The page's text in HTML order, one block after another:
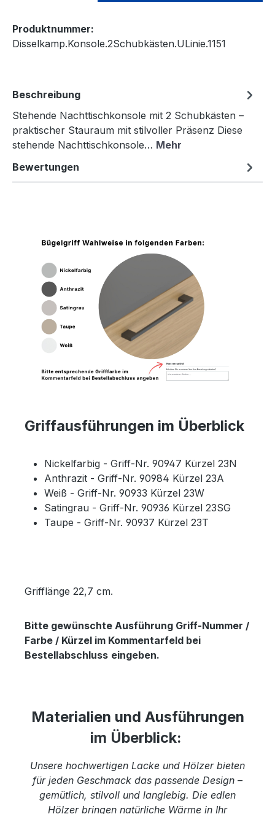
Produktnummer:
Disselkamp.Konsole.2Schubkästen.ULinie.1151
Beschreibung
Stehende Nachttischkonsole mit 2 Schubkästen –
praktischer Stauraum mit stilvoller Präsenz Diese
stehende Nachttischkonsole… Mehr
Bewertungen
Griffausführungen im Überblick
Nickelfarbig - Griff-Nr. 90947 Kürzel 23N
Anthrazit - Griff-Nr. 90984 Kürzel 23A
Weiß - Griff-Nr. 90933 Kürzel 23W
Satingrau - Griff-Nr. 90936 Kürzel 23SG
Taupe - Griff-Nr. 90937 Kürzel 23T
Grifflänge 22,7 cm.
Bitte gewünschte Ausführung Griff-Nummer /
Farbe / Kürzel im Kommentarfeld bei
Bestellabschluss eingeben.
Materialien und Ausführungen
im Überblick:
Unsere hochwertigen Lacke und Hölzer bieten
für jeden Geschmack das passende Design –
gemütlich, stilvoll und langlebig. Die edlen
Hölzer bringen natürliche Wärme in Ihr